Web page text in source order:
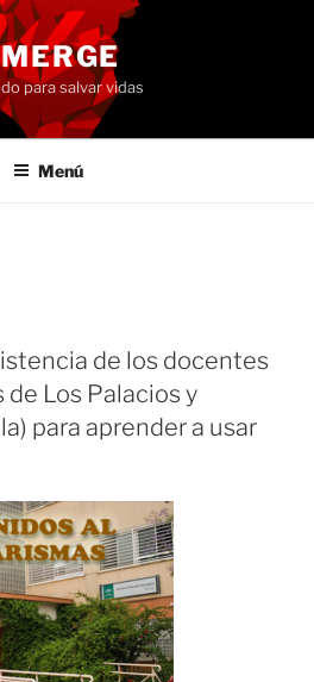
para salvar vidas
Menú
de los docentes
de Los Palacios y
para aprender a usar